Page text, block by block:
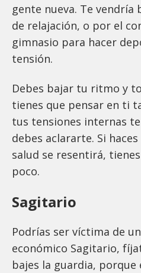
gente nueva. Te vendría
de relajación, o por el
gimnasio para hacer
tensión.
Debes bajar tu ritmo y
tienes que pensar en ti
tus tensiones internas
debes aclararte. Si
salud se resentirá,
poco.
Sagitario
Podrías ser víctima de
económico Sagitario,
bajes la guardia,